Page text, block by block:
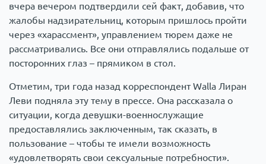
вчера вечером подтвердили сей факт, добавив, что
жалобы надзирательниц, которым пришлось пройти
через «харассмент», управлением тюрем даже не
рассматривались. Все они отправлялись подальше от
посторонних глаз – прямиком в стол.
Отметим, три года назад корреспондент Walla Лиран
Леви подняла эту тему в прессе. Она рассказала о
ситуации, когда девушки-военнослужащие
предоставлялись заключенным, так сказать, в
пользование – чтобы те имели возможность
«удовлетворять свои сексуальные потребности».